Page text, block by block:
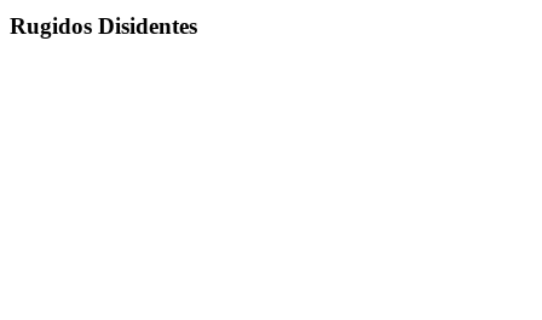
Rugidos Disidentes